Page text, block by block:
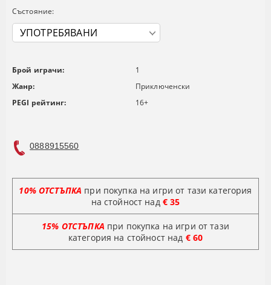
Състояние:
Брой играчи:
1
Жанр:
Приключенски
PEGI рейтинг:
16+
0888915560
10% ОТСТЪПКА при покупка на игри от тази категория
на стойност над € 35
15% ОТСТЪПКА при покупка на игри от тази
категория на стойност над € 60